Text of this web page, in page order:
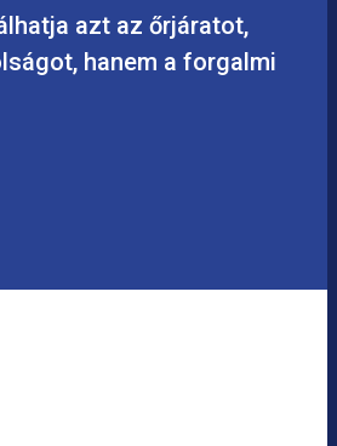
azt az őrjáratot,
hanem a forgalmi